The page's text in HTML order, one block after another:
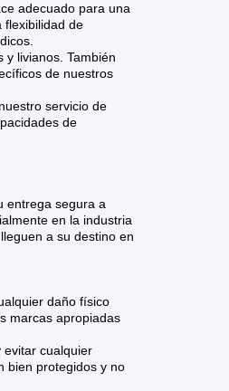
adecuado para una
flexibilidad de
y livianos. También
de nuestros
servicio de
de
entrega segura a
en la industria
a su destino en
daño físico
marcas apropiadas
evitar cualquier
bien protegidos y no